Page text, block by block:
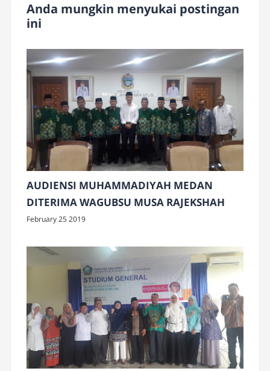
Anda mungkin menyukai postingan
ini
AUDIENSI MUHAMMADIYAH MEDAN
DITERIMA WAGUBSU MUSA RAJEKSHAH
February 25 2019